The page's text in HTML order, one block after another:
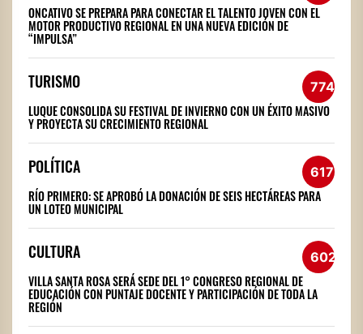
ONCATIVO SE PREPARA PARA CONECTAR EL TALENTO JOVEN CON EL
MOTOR PRODUCTIVO REGIONAL EN UNA NUEVA EDICIÓN DE
“IMPULSA”
TURISMO 774
LUQUE CONSOLIDA SU FESTIVAL DE INVIERNO CON UN ÉXITO MASIVO
Y PROYECTA SU CRECIMIENTO REGIONAL
POLÍTICA 617
RÍO PRIMERO: SE APROBÓ LA DONACIÓN DE SEIS HECTÁREAS PARA
UN LOTEO MUNICIPAL
CULTURA 602
VILLA SANTA ROSA SERÁ SEDE DEL 1° CONGRESO REGIONAL DE
EDUCACIÓN CON PUNTAJE DOCENTE Y PARTICIPACIÓN DE TODA LA
REGIÓN